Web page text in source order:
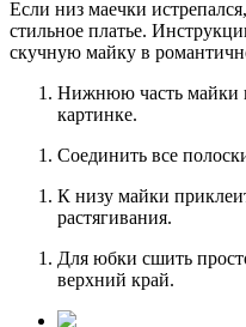
Если низ маечки
стильное платье.
скучную майку в
Нижнюю часть майки
картинке.
Соединить все
К низу майки
растягивания.
Для юбки сшить
верхний край.